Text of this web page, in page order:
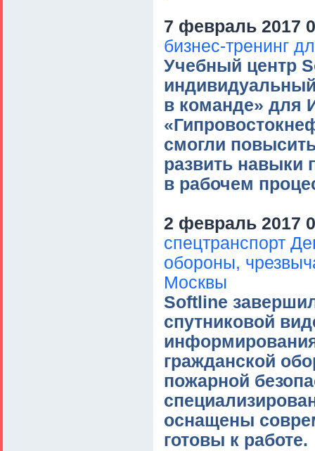
7 февраль 2017
бизнес-тренинг
Учебный центр
в команде» для
смогли
развить навыки
в рабочем
2 февраль 2017
спецтранспорт
обороны,
Москвы
Softline
спутниковой
гражданской
пожарной
оснащены
готовы к работе.